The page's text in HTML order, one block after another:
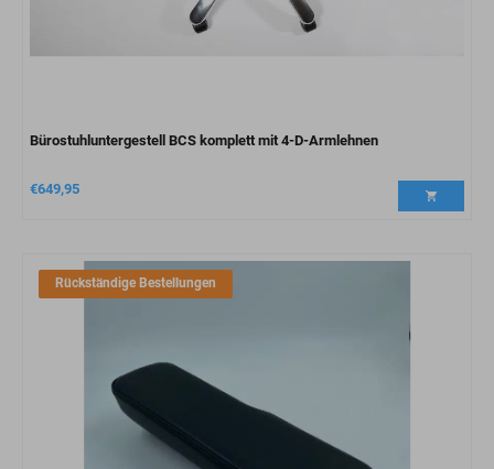
Bürostuhluntergestell BCS komplett mit 4-D-Armlehnen
€649,95
Rückständige Bestellungen